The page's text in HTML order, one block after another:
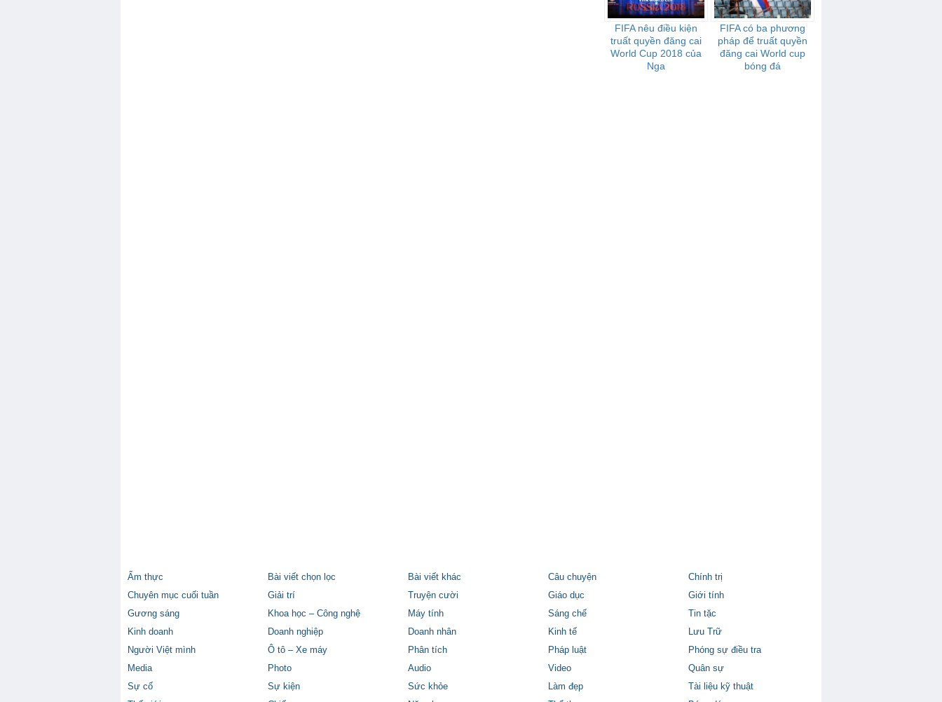
FIFA nêu điều kiện
truất quyền đăng cai
World Cup 2018 của
Nga
FIFA có ba phương
pháp để truất quyền
đăng cai World cup
bóng đá
Ẩm thực Bài viết chọn lọc Bài viết khác Câu chuyện
Chính trị
Chuyên mục cuối tuần
Giải trí Truyện cười Giáo dục
Giới tính
Gương sáng
Khoa học – Công nghệ Máy tính Sáng chế
Tin tặc
Kinh doanh
Doanh nghiệp Doanh nhân Kinh tế
Lưu Trữ
Người Việt mình
Ô tô – Xe máy Phân tích Pháp luật
Phóng sự điều tra
Media
Photo Audio Video
Quân sự
Sự cố
Sự kiện Sức khỏe Làm đẹp
Tài liệu kỹ thuật